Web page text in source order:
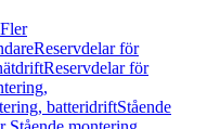
Fler
Reservdelar för
Reservdelar för
batteridriftStående